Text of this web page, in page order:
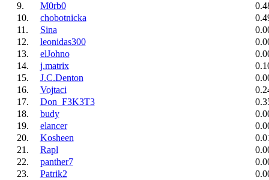
9.
M0rb0
10.
chobotnicka
11.
Sina
12.
leonidas300
13.
elJohno
14.
j.matrix
15.
J.C.Denton
16.
Vojtaci
17.
Don_F3K3T3
18.
budy
19.
elancer
20.
Kosheen
21.
Rapl
22.
panther7
23.
Patrik2